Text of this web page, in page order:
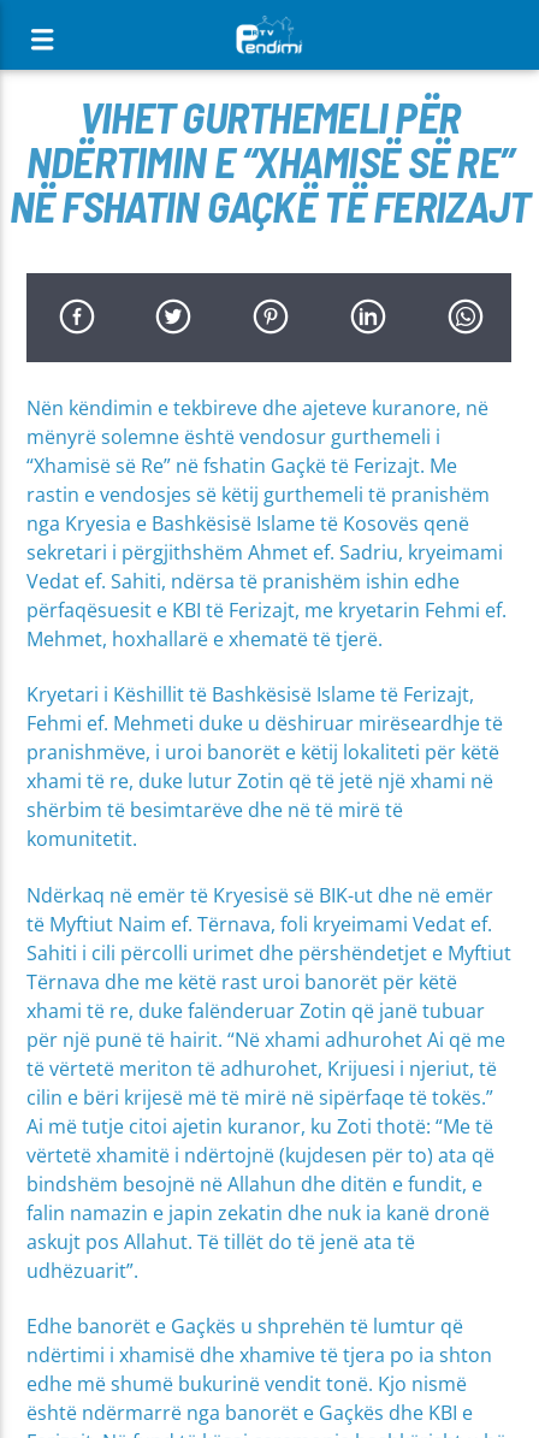
VIHET GURTHEMELI PËR
NDËRTIMIN E “XHAMISË SË RE”
NË FSHATIN GAÇKË TË FERIZAJT
Nën këndimin e tekbireve dhe ajeteve kuranore, në
mënyrë solemne është vendosur gurthemeli i
“Xhamisë së Re” në fshatin Gaçkë të Ferizajt. Me
rastin e vendosjes së këtij gurthemeli të pranishëm
nga Kryesia e Bashkësisë Islame të Kosovës qenë
sekretari i përgjithshëm Ahmet ef. Sadriu, kryeimami
Vedat ef. Sahiti, ndërsa të pranishëm ishin edhe
përfaqësuesit e KBI të Ferizajt, me kryetarin Fehmi ef.
Mehmet, hoxhallarë e xhematë të tjerë.
Kryetari i Këshillit të Bashkësisë Islame të Ferizajt,
Fehmi ef. Mehmeti duke u dëshiruar mirëseardhje të
pranishmëve, i uroi banorët e këtij lokaliteti për këtë
xhami të re, duke lutur Zotin që të jetë një xhami në
shërbim të besimtarëve dhe në të mirë të
komunitetit.
Ndërkaq në emër të Kryesisë së BIK-ut dhe në emër
të Myftiut Naim ef. Tërnava, foli kryeimami Vedat ef.
Sahiti i cili përcolli urimet dhe përshëndetjet e Myftiut
Tërnava dhe me këtë rast uroi banorët për këtë
xhami të re, duke falënderuar Zotin që janë tubuar
për një punë të hairit. “Në xhami adhurohet Ai që me
të vërtetë meriton të adhurohet, Krijuesi i njeriut, të
cilin e bëri krijesë më të mirë në sipërfaqe të tokës.”
Ai më tutje citoi ajetin kuranor, ku Zoti thotë: “Me të
vërtetë xhamitë i ndërtojnë (kujdesen për to) ata që
bindshëm besojnë në Allahun dhe ditën e fundit, e
falin namazin e japin zekatin dhe nuk ia kanë dronë
askujt pos Allahut. Të tillët do të jenë ata të
udhëzuarit”.
Edhe banorët e Gaçkës u shprehën të lumtur që
ndërtimi i xhamisë dhe xhamive të tjera po ia shton
edhe më shumë bukurinë vendit tonë. Kjo nismë
është ndërmarrë nga banorët e Gaçkës dhe KBI e